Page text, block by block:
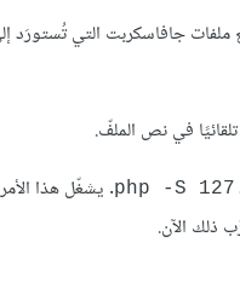
في نص الملفّ.
php -S